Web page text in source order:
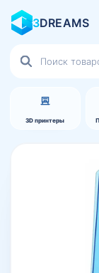
3DREAMS
3D принтеры
товаров